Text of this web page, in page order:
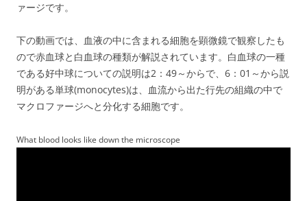
ァージです。
下の動画では、血液の中に含まれる細胞を顕微鏡で観察したも
ので赤血球と白血球の種類が解説されています。白血球の一種
である好中球についての説明は2：49～からで、6：01～から説
明がある単球(monocytes)は、血流から出た行先の組織の中で
マクロファージへと分化する細胞です。
What blood looks like down the microscope